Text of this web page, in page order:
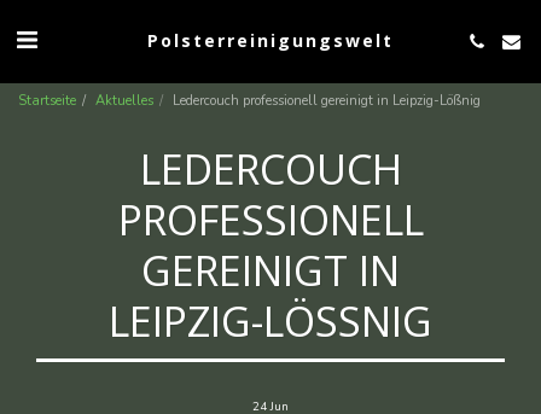
Polsterreinigungswelt
Startseite Aktuelles Ledercouch professionell gereinigt in Leipzig-Lößnig
LEDERCOUCH
PROFESSIONELL
GEREINIGT IN
LEIPZIG-LÖSSNIG
24Jun